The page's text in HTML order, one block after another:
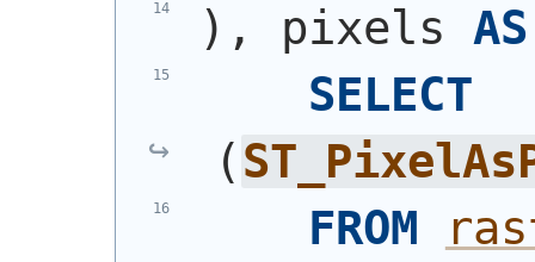
) , pixels AS
SELECT
(
FROM